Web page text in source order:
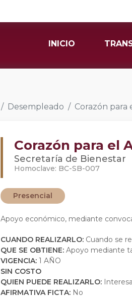
INICIO
Desempleado Corazón para
Corazón para el
Secretaría de Bienestar
Homoclave: BC-SB-007
Presencial
Apoyo económico, mediante
CUANDO REALIZARLO: Cuando se
QUE SE OBTIENE: Apoyo mediante
VIGENCIA: 1 AÑO
SIN COSTO
QUIEN PUEDE REALIZARLO:
AFIRMATIVA FICTA: No